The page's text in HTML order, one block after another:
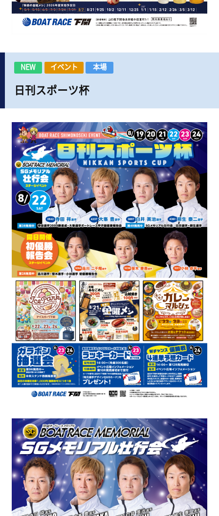
NEW イベント 本場
日刊スポーツ杯